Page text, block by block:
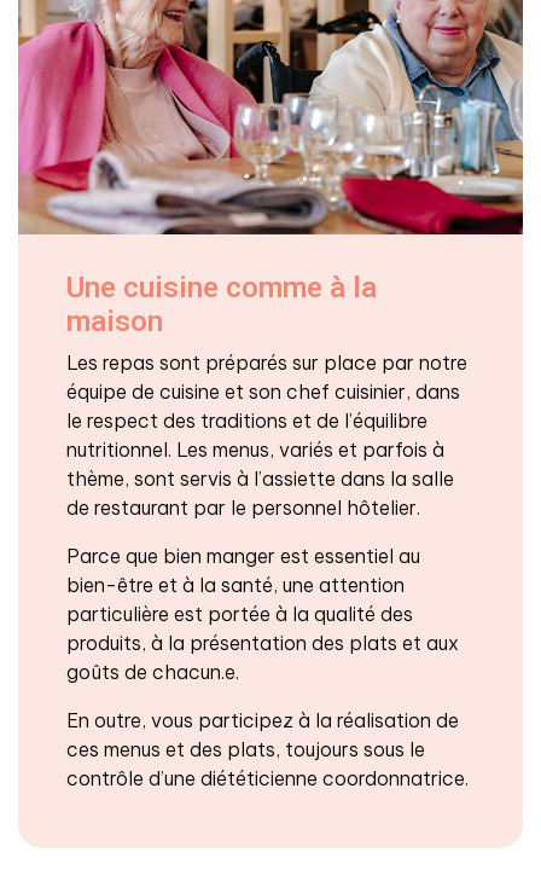
Une cuisine comme à la
maison
Les repas sont préparés sur place par notre
équipe de cuisine et son chef cuisinier, dans
le respect des traditions et de l’équilibre
nutritionnel. Les menus, variés et parfois à
thème, sont servis à l’assiette dans la salle
de restaurant par le personnel hôtelier.
Parce que bien manger est essentiel au
bien-être et à la santé, une attention
particulière est portée à la qualité des
produits, à la présentation des plats et aux
goûts de chacun.e.
En outre, vous participez à la réalisation de
ces menus et des plats, toujours sous le
contrôle d’une diététicienne coordonnatrice.